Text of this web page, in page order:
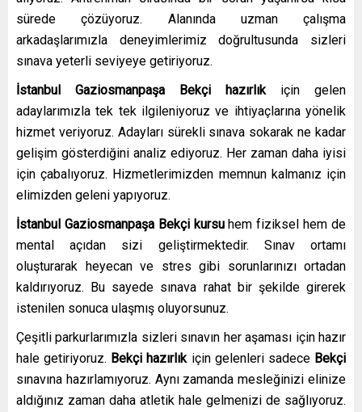
sürede çözüyoruz. Alanında uzman çalışma
arkadaşlarımızla deneyimlerimiz doğrultusunda sizleri
sınava yeterli seviyeye getiriyoruz.
İstanbul Gaziosmanpaşa Bekçi hazırlık için gelen
adaylarımızla tek tek ilgileniyoruz ve ihtiyaçlarına yönelik
hizmet veriyoruz. Adayları sürekli sınava sokarak ne kadar
gelişim gösterdiğini analiz ediyoruz. Her zaman daha iyisi
için çabalıyoruz. Hizmetlerimizden memnun kalmanız için
elimizden geleni yapıyoruz.
İstanbul Gaziosmanpaşa Bekçi kursuhem fiziksel hem de
mental açıdan sizi geliştirmektedir. Sınav ortamı
oluşturarak heyecan ve stres gibi sorunlarınızı ortadan
kaldırıyoruz. Bu sayede sınava rahat bir şekilde girerek
istenilen sonuca ulaşmış oluyorsunuz.
Çeşitli parkurlarımızla sizleri sınavın her aşaması için hazır
hale getiriyoruz. Bekçi hazırlık için gelenleri sadece Bekçi
sınavına hazırlamıyoruz. Aynı zamanda mesleğinizi elinize
aldığınız zaman daha atletik hale gelmenizi de sağlıyoruz.